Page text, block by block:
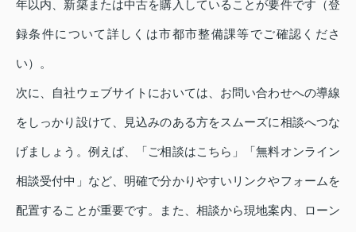
年以内、新築または中古を購入していることが要件です（登
録条件について詳しくは市都市整備課等でご確認くださ
い）。
次に、自社ウェブサイトにおいては、お問い合わせへの導線
をしっかり設けて、見込みのある方をスムーズに相談へつな
げましょう。例えば、「ご相談はこちら」「無料オンライン
相談受付中」など、明確で分かりやすいリンクやフォームを
配置することが重要です。また、相談から現地案内、ローン